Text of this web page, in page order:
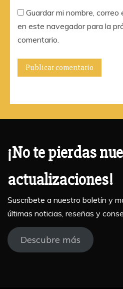
Guardar mi nombre,
en este navegador para la
comentario.
¡No te pierdas
actualizaciones!
Suscríbete a nuestro boletín y
últimas noticias, reseñas y
Descubre más